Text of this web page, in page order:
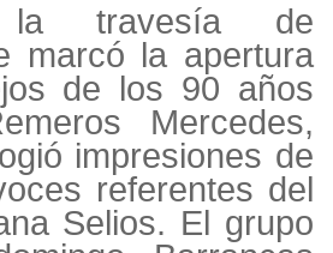
la travesía de
marcó la apertura
de los 90 años
Mercedes,
impresiones de
referentes del
Selios. El grupo